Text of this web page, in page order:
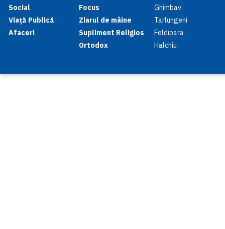
Social
Viață Publică
Afaceri
Focus
Ziarul de mâine
Supliment Religios
Ortodox
Ghimbav
Tarlungeni
Feldioara
Halchiu